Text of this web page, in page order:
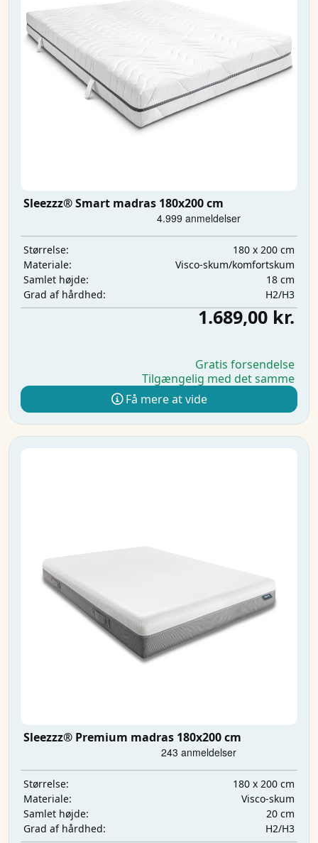
Sleezzz® Smart madras 180x200 cm
Størrelse:
180 x 200 cm
Materiale:
Visco-skum/komfortskum
Samlet højde:
18 cm
Grad af hårdhed:
H2/H3
1.689,00 kr.
Gratis forsendelse
Tilgængelig med det samme
Få mere at vide
Sleezzz® Premium madras 180x200 cm
Størrelse:
180 x 200 cm
Materiale:
Visco-skum
Samlet højde:
20 cm
Grad af hårdhed:
H2/H3